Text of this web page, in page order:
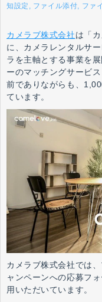
知設定
ファイル添付 ファ
カメラブ株式会社は「
に、カメラレンタルサ
ラを主軸とする事業を
ーのマッチングサービ
前でありながらも、
ています。
カメラブ株式会社では
ャンペーンへの応募フ
用いただいています。